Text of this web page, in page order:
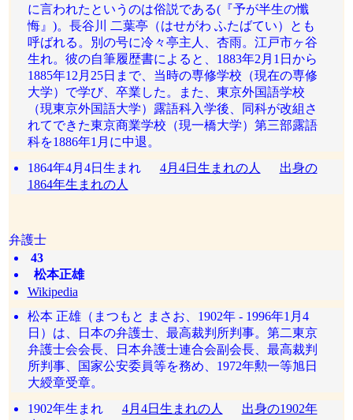
に言われたというのは俗説である(『予が半生の懺
悔』)。長谷川 二葉亭（はせがわ ふたばてい）とも
呼ばれる。別の号に冷々亭主人、杏雨。江戸市ヶ谷
生れ。彼の自筆履歴書によると、1883年2月1日から
1885年12月25日まで、当時の専修学校（現在の専修
大学）で学び、卒業した。また、東京外国語学校
（現東京外国語大学）露語科入学後、同科が改組さ
れてできた東京商業学校（現一橋大学）第三部露語
科を1886年1月に中退。
1864年4月4日生まれ 4月4日生まれの人
出身の
1864年生まれの人
弁護士
43
松本正雄
Wikipedia
松本 正雄（まつもと まさお、1902年 - 1996年1月4
日）は、日本の弁護士、最高裁判所判事。第二東京
弁護士会会長、日本弁護士連合会副会長、最高裁判
所判事、国家公安委員等を務め、1972年勲一等旭日
大綬章受章。
1902年生まれ 4月4日生まれの人
出身の1902年